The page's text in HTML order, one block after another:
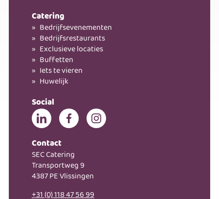
Catering
Bedrijfsevenementen
Bedrijfsrestaurants
Exclusieve locaties
Buffetten
Iets te vieren
Huwelijk
Social
Contact
SEC Catering
Transportweg 9
4387 PE Vlissingen
+31 (0) 118 47 56 99